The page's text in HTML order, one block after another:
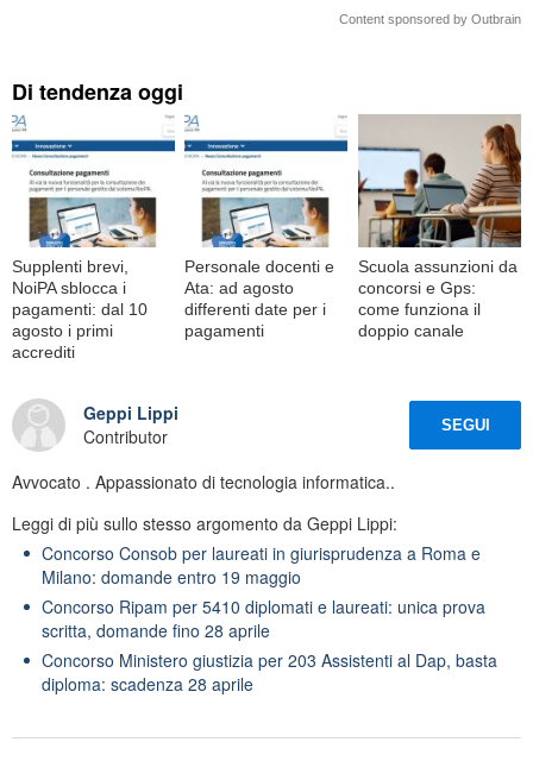
Content sponsored by Outbrain
Di tendenza oggi
Supplenti brevi,
NoiPA sblocca i
pagamenti: dal 10
agosto i primi
accrediti
Personale docenti e
Ata: ad agosto
differenti date per i
pagamenti
Scuola assunzioni da
concorsi e Gps:
come funziona il
doppio canale
Geppi Lippi
Contributor
SEGUI
Avvocato . Appassionato di tecnologia informatica..
Leggi di più sullo stesso argomento da Geppi Lippi:
Concorso Consob per laureati in giurisprudenza a Roma e
Milano: domande entro 19 maggio
Concorso Ripam per 5410 diplomati e laureati: unica prova
scritta, domande fino 28 aprile
Concorso Ministero giustizia per 203 Assistenti al Dap, basta
diploma: scadenza 28 aprile